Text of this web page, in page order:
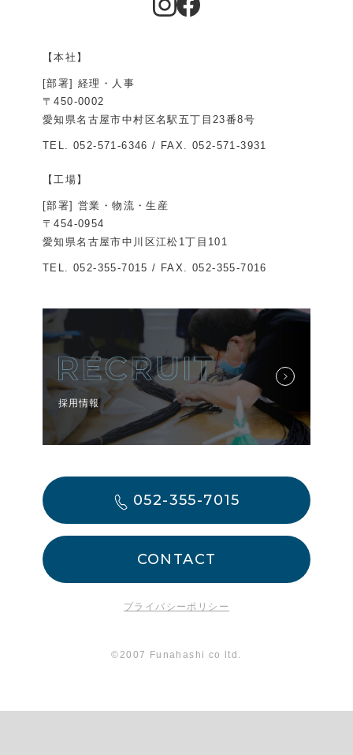
【本社】
[部署] 経理・人事
〒450-0002
愛知県名古屋市中村区名駅五丁目23番8号
TEL. 052-571-6346 / FAX. 052-571-3931
【工場】
[部署] 営業・物流・生産
〒454-0954
愛知県名古屋市中川区江松1丁目101
TEL. 052-355-7015 / FAX. 052-355-7016
採用情報
052-355-7015
CONTACT
プライバシーポリシー
©2007 Funahashi co ltd.